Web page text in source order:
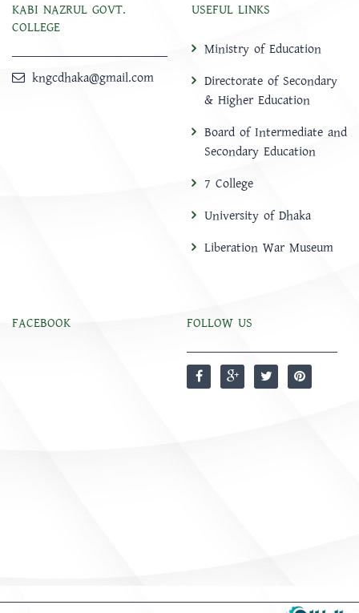
KABI NAZRUL GOVT.
COLLEGE
kngcdhaka@gmail.com
USEFUL LINKS
Ministry of Education
Directorate of Secondary
& Higher Education
Board of Intermediate and
Secondary Education
7 College
University of Dhaka
Liberation War Museum
FACEBOOK FOLLOW US